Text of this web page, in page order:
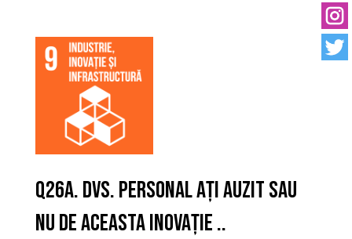
Q26A. Dvs. personal ați auzit sau
nu de aceasta inovație ..